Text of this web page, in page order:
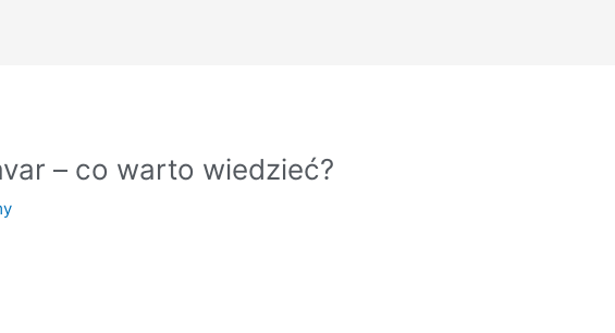
– co warto wiedzieć?